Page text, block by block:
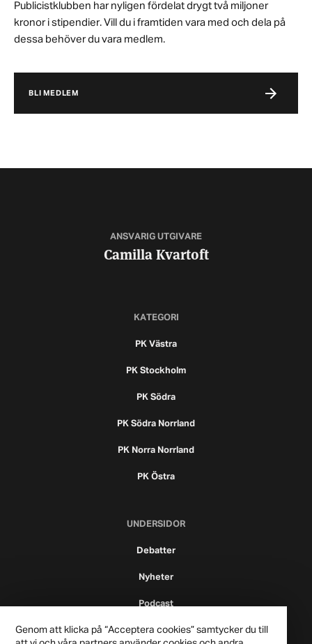
Publicistklubben har nyligen fördelat drygt två miljoner
kronor i stipendier. Vill du i framtiden vara med och dela på
dessa behöver du vara medlem.
BLI MEDLEM
ANSVARIG UTGIVARE
Camilla Kvartoft
KATEGORI
PK Västra
PK Stockholm
PK Södra
PK Södra Norrland
PK Norra Norrland
PK Östra
UNDERSIDOR
Debatter
Nyheter
Podcast
Genom att klicka på “Acceptera cookies” samtycker du till